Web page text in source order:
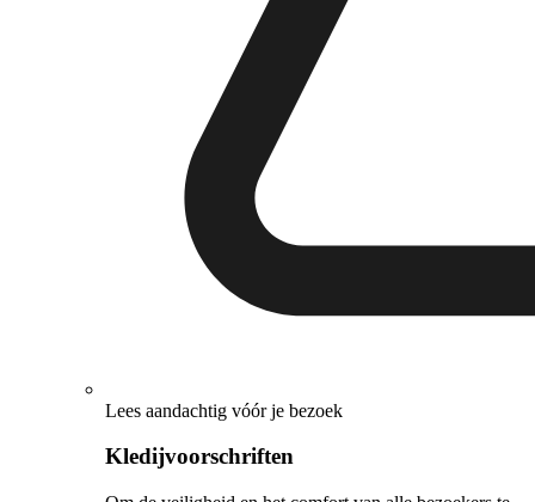
Lees aandachtig vóór je bezoek
Kledijvoorschriften